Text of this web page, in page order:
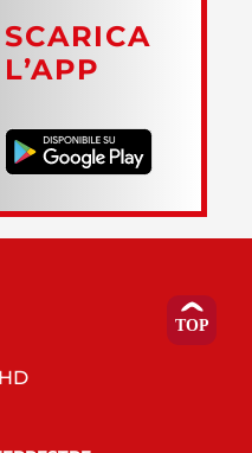
SCARICA
L’APP